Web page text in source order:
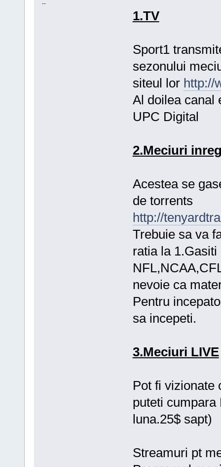
--
1.TV
Sport1
sezonului
siteul lor http://
Al doilea canal
UPC Digital
2.Meciuri
Acestea se
de torrents
http://
Trebuie sa va
ratia la
nevoie ca
Pentru
sa incepeti.
3.Meciuri LIVE
Pot fi vizionate
puteti cumpara
luna.25$ sapt)
Streamuri pt